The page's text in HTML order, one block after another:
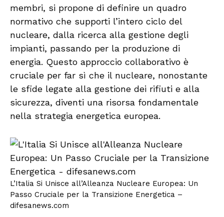
membri, si propone di definire un quadro
normativo che supporti l’intero ciclo del
nucleare, dalla ricerca alla gestione degli
impianti, passando per la produzione di
energia. Questo approccio collaborativo è
cruciale per far sì che il nucleare, nonostante
le sfide legate alla gestione dei rifiuti e alla
sicurezza, diventi una risorsa fondamentale
nella strategia energetica europea.
L’Italia Si Unisce all’Alleanza Nucleare Europea: Un
Passo Cruciale per la Transizione Energetica –
difesanews.com